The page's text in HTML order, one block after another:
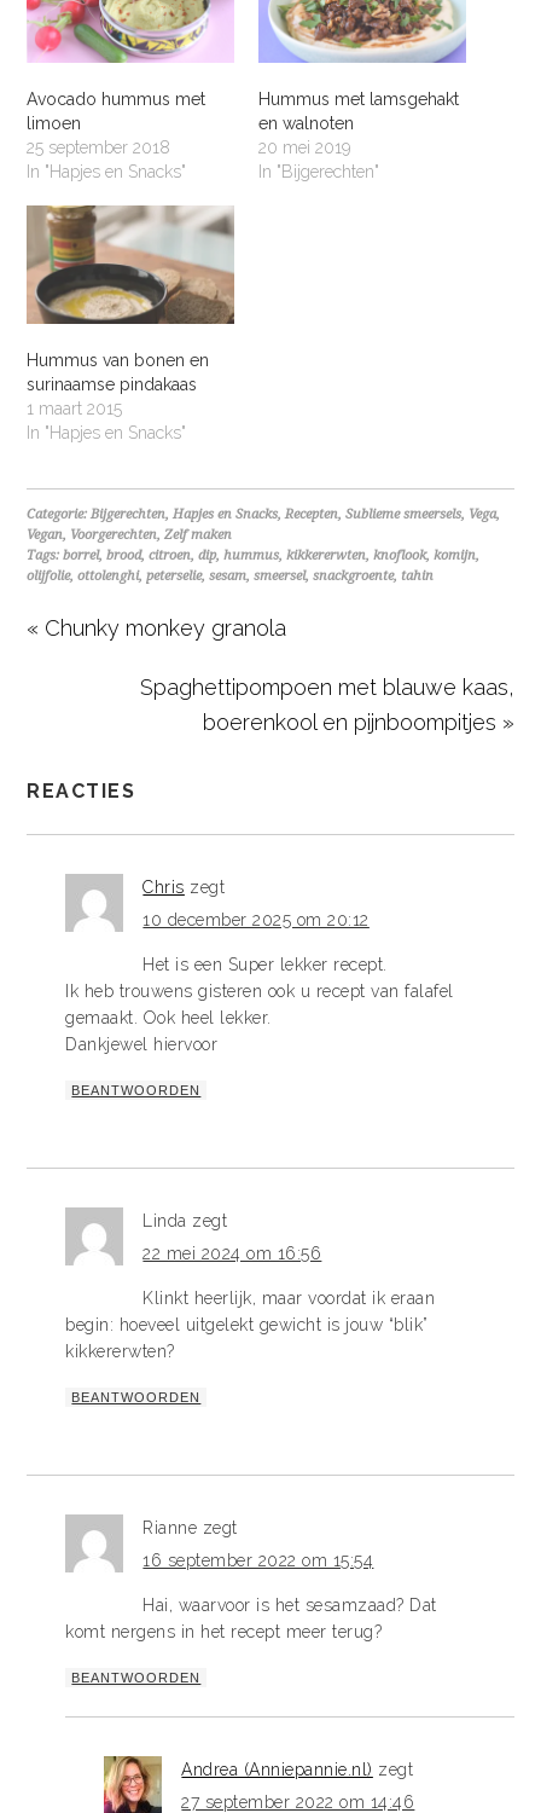
Avocado hummus met
limoen
25 september 2018
In "Hapjes en Snacks"
Hummus met lamsgehakt
en walnoten
20 mei 2019
In "Bijgerechten"
Hummus van bonen en
surinaamse pindakaas
1 maart 2015
In "Hapjes en Snacks"
Categorie:Bijgerechten,Hapjes en Snacks,Recepten,Sublieme smeersels, Vega,
Vegan, Voorgerechten,Zelf maken
Tags:borrel,brood,citroen,dip,hummus,kikkererwten,knoflook,komijn,
olijfolie,ottolenghi,peterselie,sesam,smeersel,snackgroente, tahin
« Chunky monkey granola
Spaghettipompoen met blauwe kaas,
boerenkool en pijnboompitjes »
REACTIES
Chris zegt
10 december 2025 om 20:12
Het is een Super lekker recept.
Ik heb trouwens gisteren ook u recept van falafel
gemaakt. Ook heel lekker.
Dankjewel hiervoor
BEANTWOORDEN
Linda zegt
22 mei 2024 om 16:56
Klinkt heerlijk, maar voordat ik eraan
begin: hoeveel uitgelekt gewicht is jouw “blik”
kikkererwten?
BEANTWOORDEN
Rianne zegt
16 september 2022 om 15:54
Hai, waarvoor is het sesamzaad? Dat
komt nergens in het recept meer terug?
BEANTWOORDEN
Andrea (Anniepannie.nl) zegt
27 september 2022 om 14:46